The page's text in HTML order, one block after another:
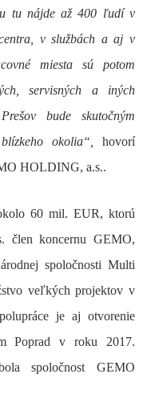
tu nájde až 400 ľudí v
centra, v službách a aj v
miesta sú potom
servisných a iných
bude skutočným
okolia“,
hovorí
HOLDING, a.s..
60 mil. EUR, ktorú
člen koncernu GEMO,
spoločnosti Multi
veľkých projektov v
je aj otvorenie
Poprad v roku 2017.
spoločnost GEMO